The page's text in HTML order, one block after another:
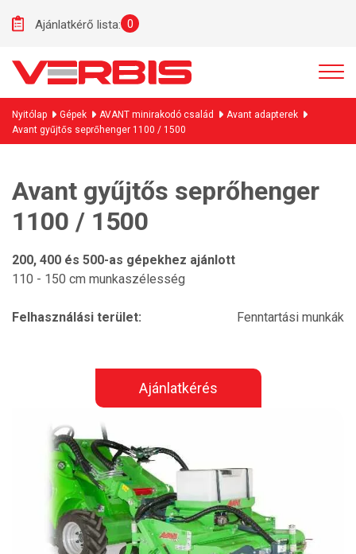
Ajánlatkérő lista: 0
Nyitólap Gépek AVANT minirakodó család
Avant adapterek
Avant gyűjtős seprőhenger 1100 / 1500
Avant gyűjtős seprőhenger
1100 / 1500
200, 400 és 500-as gépekhez ajánlott
110 - 150 cm munkaszélesség
Felhasználási terület: Fenntartási munkák
Ajánlatkérés